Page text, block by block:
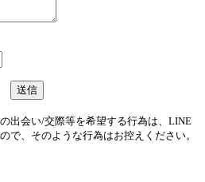
出会い/交際等を希望する行為は、LINE
で、そのような行為はお控えください。